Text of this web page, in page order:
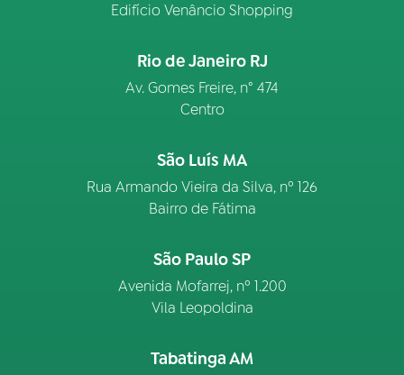
Edifício Venâncio Shopping
Rio de Janeiro RJ
Av. Gomes Freire, n° 474
Centro
São Luís MA
Rua Armando Vieira da Silva, nº 126
Bairro de Fátima
São Paulo SP
Avenida Mofarrej, nº 1.200
Vila Leopoldina
Tabatinga AM